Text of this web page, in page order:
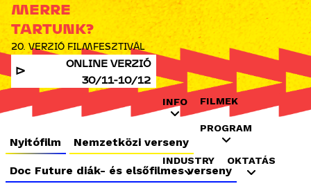
INFO FILMEK
PROGRAM
INDUSTRY OKTATÁS
ONLINE VERZIÓ
30/11-10/12
MERRE
TARTUNK?
20. VERZIÓ FILMFESZTIVÁL
Nyitófilm Nemzetközi verseny
Doc Future diák- és elsőfilmes verseny